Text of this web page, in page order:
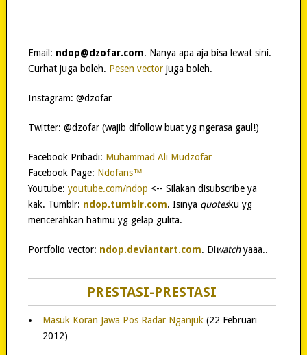
Email: ndop@dzofar.com. Nanya apa aja bisa lewat sini.
Curhat juga boleh. Pesen vectorjuga boleh.
Instagram: @dzofar
Twitter: @dzofar (wajib difollow buat yg ngerasa gaul!)
Facebook Pribadi: Muhammad Ali Mudzofar
Facebook Page: Ndofans™
Youtube: youtube.com/ndop <-- Silakan disubscribe ya
kak. Tumblr: ndop.tumblr.com. Isinya quotesku yg
mencerahkan hatimu yg gelap gulita.
Portfolio vector: ndop.deviantart.com. Diwatchyaaa..
PRESTASI-PRESTASI
Masuk Koran Jawa Pos Radar Nganjuk (22 Februari
2012)